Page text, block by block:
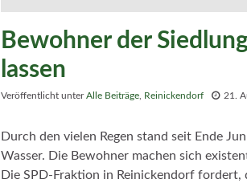
Bewohner der
lassen
Veröffentlicht unterAlle Beiträge Reinickendorf 21.
Durch den vielen Regen stand seit Ende
Wasser. Die Bewohner machen sich
Die SPD-Fraktion in Reinickendorf